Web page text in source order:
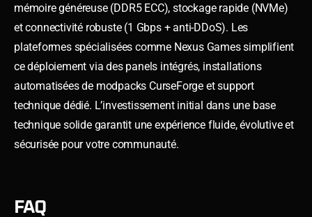
mémoire généreuse (DDR5 ECC), stockage rapide (NVMe)
et connectivité robuste (1 Gbps + anti-DDoS). Les
plateformes spécialisées comme Nexus Games simplifient
ce déploiement via des panels intégrés, installations
automatisées de modpacks CurseForge et support
technique dédié. L’investissement initial dans une base
technique solide garantit une expérience fluide, évolutive et
sécurisée pour votre communauté.
FAQ